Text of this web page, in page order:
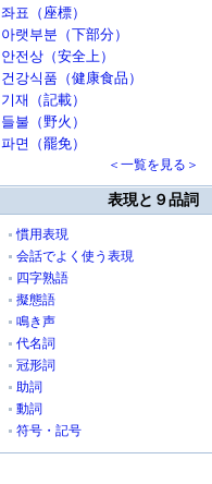
좌표（座標）
아랫부분（下部分）
안전상（安全上）
건강식품（健康食品）
기재（記載）
들불（野火）
파면（罷免）
＜一覧を見る＞
表現と９品詞
慣用表現
会話でよく使う表現
四字熟語
擬態語
鳴き声
代名詞
冠形詞
助詞
動詞
符号・記号